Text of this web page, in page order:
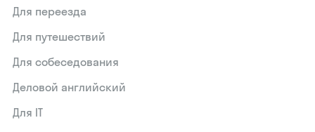
Для переезда
Для путешествий
Для собеседования
Деловой английский
Для IT